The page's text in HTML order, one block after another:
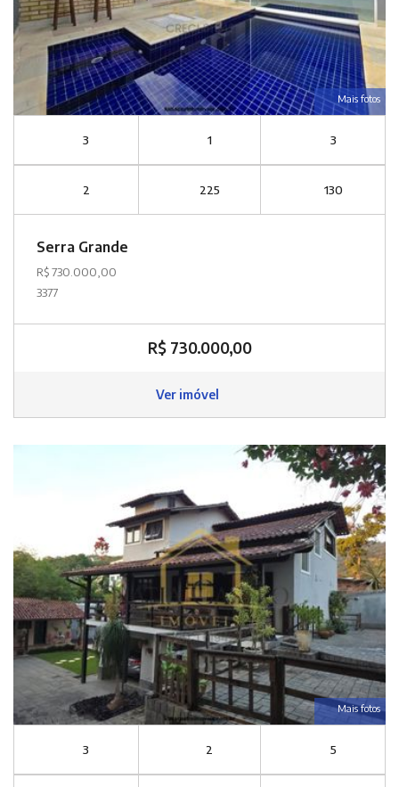
Mais fotos
3 1 3
2 225 130
Serra Grande
R$ 730.000,00
3377
R$ 730.000,00
Ver imóvel
Mais fotos
3 2 5